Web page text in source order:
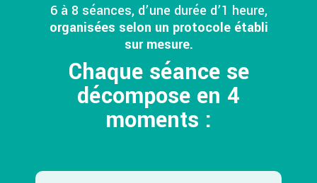
6 à 8 séances, d’une durée d’1 heure,
organisées selon un protocole établi
sur mesure.
Chaque séance se
décompose en 4
moments :